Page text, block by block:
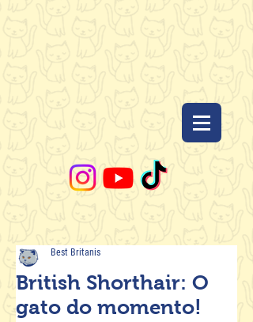
British Shorthair: O
gato do momento!
Best Britanis